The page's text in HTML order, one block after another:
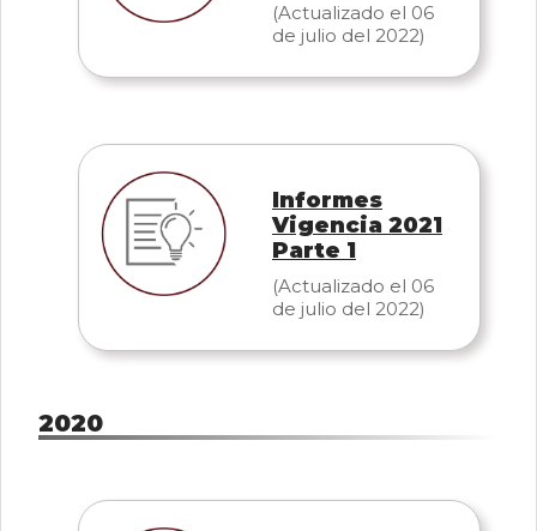
(Actualizado el 06
de julio del 2022)
Informes
Vigencia 2021
Parte 1
(Actualizado el 06
de julio del 2022)
2020